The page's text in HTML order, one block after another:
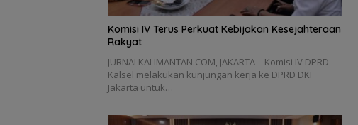
Komisi IV Terus Perkuat Kebijakan Kesejahteraan
Rakyat
JURNALKALIMANTAN.COM, JAKARTA – Komisi IV DPRD
Kalsel melakukan kunjungan kerja ke DPRD DKI
Jakarta untuk…